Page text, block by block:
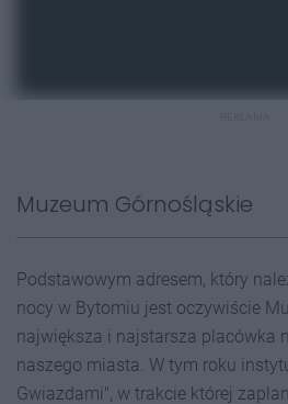
Muzeum Górnośląskie
Podstawowym adresem, który
nocy w Bytomiu jest oczywiście
największa i najstarsza placówka
naszego miasta. W tym roku
Gwiazdami", w trakcie której